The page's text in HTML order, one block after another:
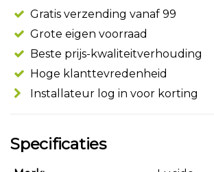
Gratis verzending vanaf 99
Grote eigen voorraad
Beste prijs-kwaliteitverhouding
Hoge klanttevredenheid
Installateur log in voor korting
Specificaties